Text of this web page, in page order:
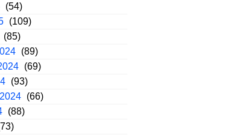
(54)
(109)
(85)
(89)
(69)
(93)
(66)
(88)